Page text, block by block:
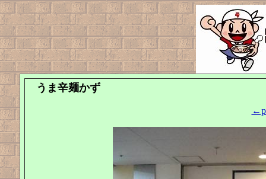
うま辛麺かず